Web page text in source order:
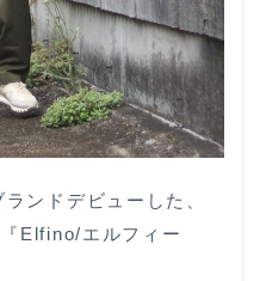
ンドデビューした、
Elfino/エルフィー